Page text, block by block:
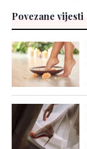
Povezane vijesti